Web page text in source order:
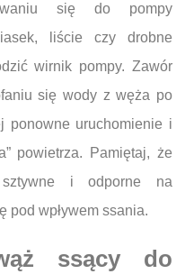
się do pompy
liście czy drobne
wirnik pompy. Zawór
się wody z węża po
ponowne uruchomienie i
powietrza. Pamiętaj, że
i odporne na
pod wpływem ssania.
ssący do